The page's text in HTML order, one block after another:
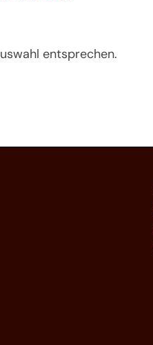
entsprechen.